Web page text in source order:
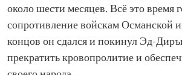
Одна из главных
командованием
Битва при Эс-Сафре
Приход к власти 1814 г.
около шести месяцев. Всё это время
сопротивление войскам Османской
концов он сдался и покинул Эд-
прекратить кровопролитие и